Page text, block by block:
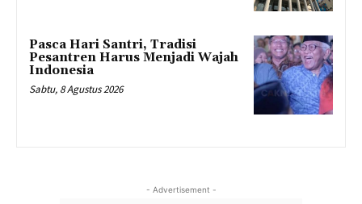
Pasca Hari Santri, Tradisi
Pesantren Harus Menjadi Wajah
Indonesia
Sabtu, 8 Agustus 2026
- Advertisement -